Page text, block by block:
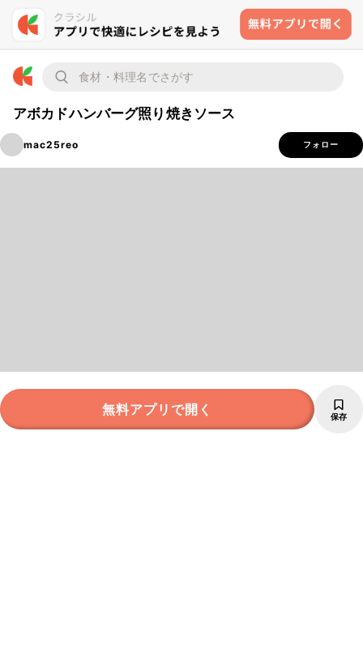
アボカドハンバーグ照り焼きソース
mac25reo フォロー
無料アプリで開く 保存